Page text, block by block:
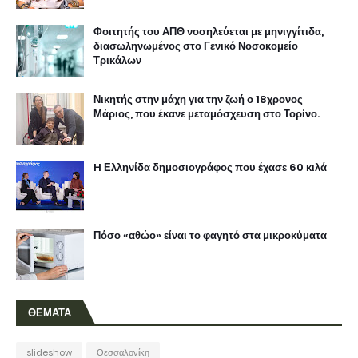
Φοιτητής του ΑΠΘ νοσηλεύεται με μηνιγγίτιδα,
διασωληνωμένος στο Γενικό Νοσοκομείο
Τρικάλων
Νικητής στην μάχη για την ζωή ο 18χρονος
Μάριος, που έκανε μεταμόσχευση στο Τορίνο.
H Ελληνίδα δημοσιογράφος που έχασε 60 κιλά
Πόσο «αθώο» είναι το φαγητό στα μικροκύματα
ΘΕΜΑΤΑ
slideshow Θεσσαλονίκη